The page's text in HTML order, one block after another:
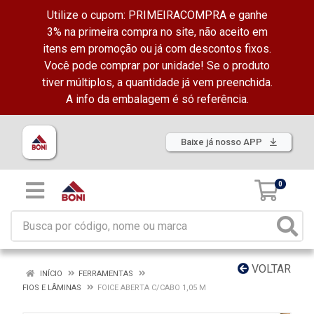
Utilize o cupom: PRIMEIRACOMPRA e ganhe
3% na primeira compra no site, não aceito em
itens em promoção ou já com descontos fixos.
Você pode comprar por unidade! Se o produto
tiver múltiplos, a quantidade já vem preenchida.
A info da embalagem é só referência.
Baixe já nosso APP
0
VOLTAR
INÍCIO
FERRAMENTAS
FIOS E LÂMINAS
FOICE ABERTA C/CABO 1,05 M